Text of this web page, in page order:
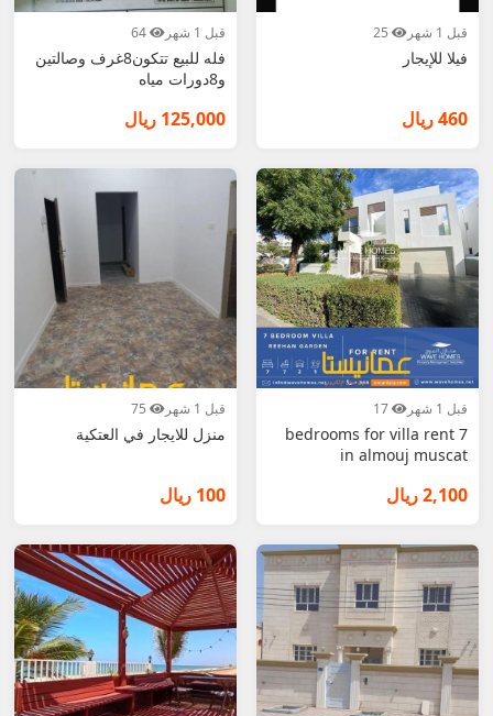
قبل 1 شهر
فيلا للإيجار
460 ريال
قبل 1 شهر
فله للبيع تتكون8غرف وصالتين
و8دورات مياه
125,000 ريال
قبل 1 شهر
7 bedrooms for villa rent
in almouj muscat
2,100 ريال
قبل 1 شهر
منزل للايجار في العتكية
100 ريال